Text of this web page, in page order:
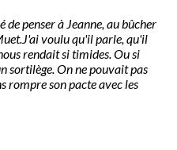
de penser à Jeanne, au bûcher
voulu qu'il parle, qu'il
rendait si timides. Ou si
sortilège. On ne pouvait pas
rompre son pacte avec les